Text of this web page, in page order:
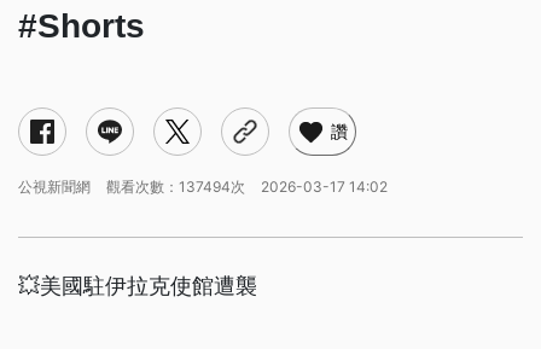
#Shorts
讚
公視新聞網 觀看次數：137494次 2026-03-17 14:02
💥美國駐伊拉克使館遭襲